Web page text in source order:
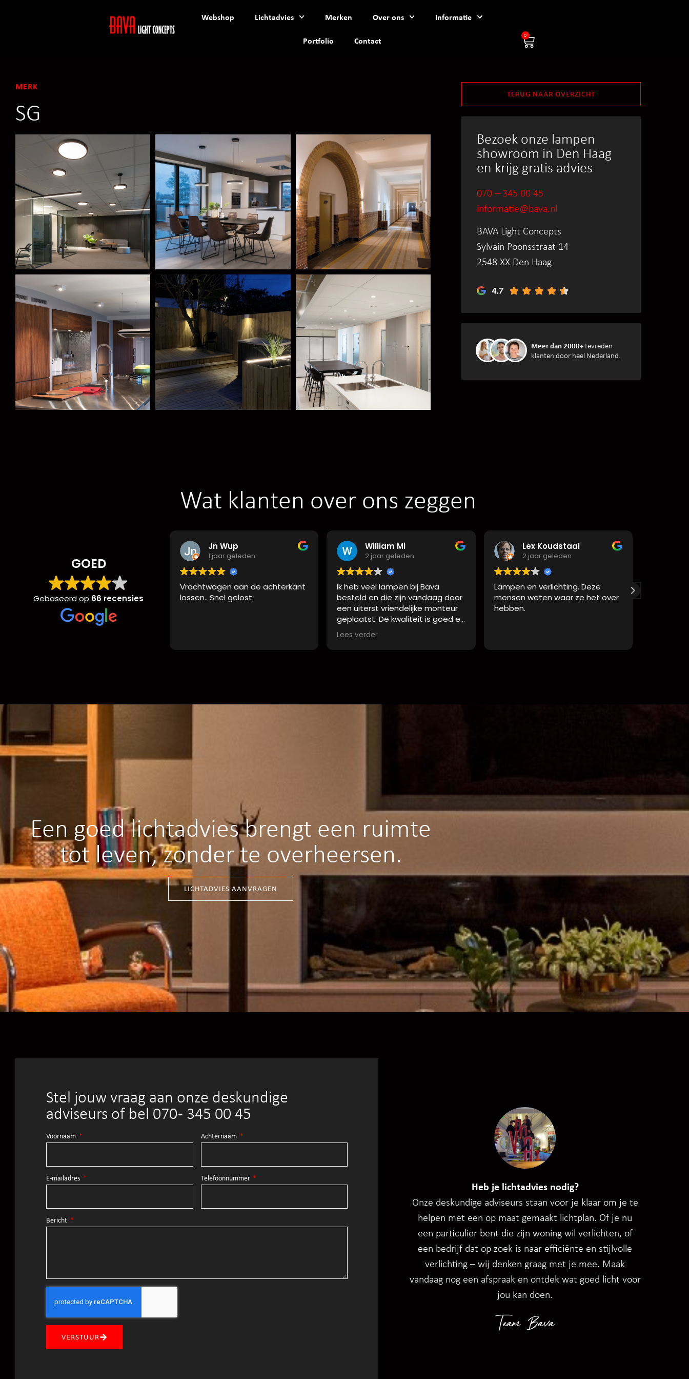
Webshop Lichtadvies Merken Over ons Informatie
Portfolio Contact 0
MERK
SG
TERUG NAAR OVERZICHT
Bezoek onze lampen
showroom in Den Haag
en krijg gratis advies
070 – 345 00 45
informatie@bava.nl
BAVA Light Concepts
Sylvain Poonsstraat 14
2548 XX Den Haag
Meer dan 2000+tevreden
klanten door heel Nederland.
Wat klanten over ons zeggen
GOED
Gebaseerd op 66 recensies
Jn Wup
1 jaar geleden
Vrachtwagen aan de achterkant
lossen.. Snel gelost
William Mi
2 jaar geleden
Ik heb veel lampen bij Bava
besteld en die zijn vandaag door
een uiterst vriendelijke monteur
geplaatst. De kwaliteit is goed en
ze staan mooi in mijn huis. Echt
top. Ik heb goede adviezen
gehad.
Lees verder
Lex Koudstaal
2 jaar geleden
Lampen en verlichting. Deze
mensen weten waar ze het over
hebben.
Een goed lichtadvies brengt een ruimte
tot leven, zonder te overheersen.
LICHTADVIES AANVRAGEN
Stel jouw vraag aan onze deskundige
adviseurs of bel 070 - 345 00 45
Voornaam Achternaam
E-mailadres Telefoonnummer
Bericht
VERSTUUR
Heb je lichtadvies nodig?
Onze deskundige adviseurs staan voor je klaar om je te
helpen met een op maat gemaakt lichtplan. Of je nu
een particulier bent die zijn woning wil verlichten, of
een bedrijf dat op zoek is naar efficiënte en stijlvolle
verlichting – wij denken graag met je mee. Maak
vandaag nog een afspraak en ontdek wat goed licht voor
jou kan doen.
Team Bava